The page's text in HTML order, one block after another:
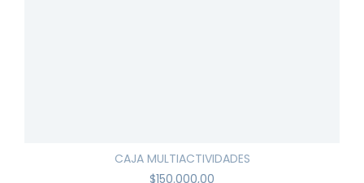
CAJA MULTIACTIVIDADES
$150.000,00